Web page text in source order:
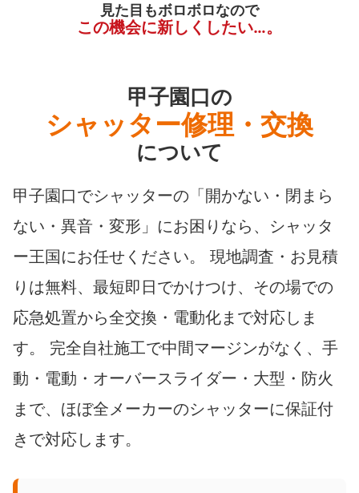
見た目もボロボロなので
この機会に新しくしたい…。
甲子園口の
シャッター修理・交換
について
甲子園口でシャッターの「開かない・閉まら
ない・異音・変形」にお困りなら、シャッタ
ー王国にお任せください。 現地調査・お見積
りは無料、最短即日でかけつけ、その場での
応急処置から全交換・電動化まで対応しま
す。 完全自社施工で中間マージンがなく、手
動・電動・オーバースライダー・大型・防火
まで、ほぼ全メーカーのシャッターに保証付
きで対応します。